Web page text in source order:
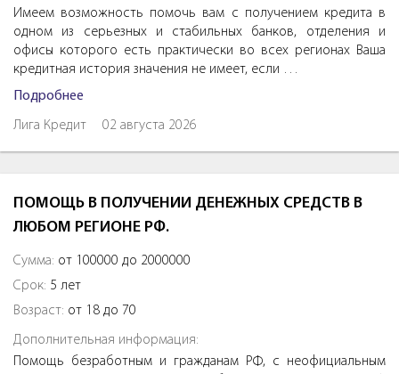
Имеем возможность помочь вам с получением кредита в
одном из серьезных и стабильных банков, отделения и
офисы которого есть практически во всех регионах Ваша
кредитная история значения не имеет, если …
Подробнее
Лига Кредит 02 августа 2026
ПОМОЩЬ В ПОЛУЧЕНИИ ДЕНЕЖНЫХ СРЕДСТВ В
ЛЮБОМ РЕГИОНЕ РФ.
Сумма: от 100000 до 2000000
Срок: 5 лет
Возраст: от 18 до 70
Дополнительная информация:
Помощь безработным и гражданам РФ, с неофициальным